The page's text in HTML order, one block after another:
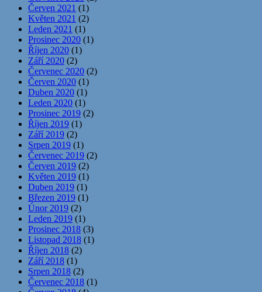
Červen 2021 (1)
Květen 2021 (2)
Leden 2021 (1)
Prosinec 2020 (1)
Říjen 2020 (1)
Září 2020 (2)
Červenec 2020 (2)
Červen 2020 (1)
Duben 2020 (1)
Leden 2020 (1)
Prosinec 2019 (2)
Říjen 2019 (1)
Září 2019 (2)
Srpen 2019 (1)
Červenec 2019 (2)
Červen 2019 (2)
Květen 2019 (1)
Duben 2019 (1)
Březen 2019 (1)
Únor 2019 (2)
Leden 2019 (1)
Prosinec 2018 (3)
Listopad 2018 (1)
Říjen 2018 (2)
Září 2018 (1)
Srpen 2018 (2)
Červenec 2018 (1)